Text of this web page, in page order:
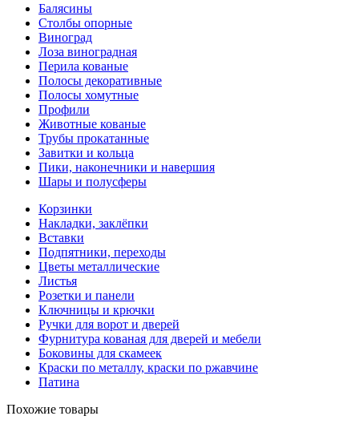
Балясины
Столбы опорные
Виноград
Лоза виноградная
Перила кованые
Полосы декоративные
Полосы хомутные
Профили
Животные кованые
Трубы прокатанные
Завитки и кольца
Пики, наконечники и навершия
Шары и полусферы
Корзинки
Накладки, заклёпки
Вставки
Подпятники, переходы
Цветы металлические
Листья
Розетки и панели
Ключницы и крючки
Ручки для ворот и дверей
Фурнитура кованая для дверей и мебели
Боковины для скамеек
Краски по металлу, краски по ржавчине
Патина
Похожие товары